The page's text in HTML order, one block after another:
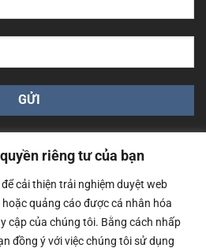
riêng tư của bạn
cải thiện trải nghiệm duyệt web
quảng cáo được cá nhân hóa
cập của chúng tôi. Bằng cách nhấp
đồng ý với việc chúng tôi sử dụng
Xương - Số ĐKKD: 0108783483
Sở Kế Hoạch và Đầu Tư Tp. Hà